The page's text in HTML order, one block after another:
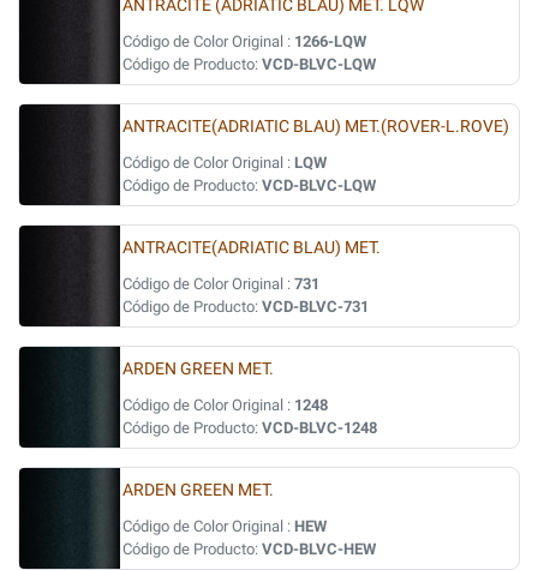
ANTRACITE (ADRIATIC BLAU) MET. LQW
Código de Color Original : 1266-LQW
Código de Producto: VCD-BLVC-LQW
ANTRACITE(ADRIATIC BLAU) MET.(ROVER-L.ROVE)
Código de Color Original : LQW
Código de Producto: VCD-BLVC-LQW
ANTRACITE(ADRIATIC BLAU) MET.
Código de Color Original : 731
Código de Producto: VCD-BLVC-731
ARDEN GREEN MET.
Código de Color Original : 1248
Código de Producto: VCD-BLVC-1248
ARDEN GREEN MET.
Código de Color Original : HEW
Código de Producto: VCD-BLVC-HEW